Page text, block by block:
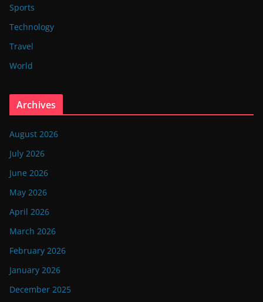
Sports
Technology
Travel
World
Archives
August 2026
July 2026
June 2026
May 2026
April 2026
March 2026
February 2026
January 2026
December 2025